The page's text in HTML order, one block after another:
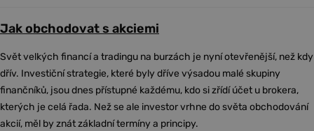
Jak obchodovat s akciemi
Svět velkých financí a tradingu na burzách je nyní otevřenější, než kdy
dřív. Investiční strategie, které byly dříve výsadou malé skupiny
finančníků, jsou dnes přístupné každému, kdo si zřídí účet u brokera,
kterých je celá řada. Než se ale investor vrhne do světa obchodování
akcií, měl by znát základní termíny a principy.